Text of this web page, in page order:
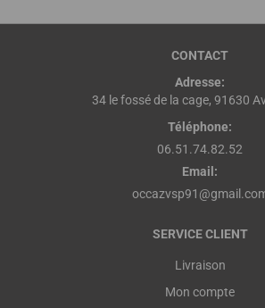
CONTACT
Adresse:
34 le fossé de la cage, 91630
Téléphone:
06.51.74.82.52
Email:
SERVICE CLIENT
Livraison
Mon compte